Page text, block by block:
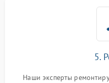
5.
Наши эксперты